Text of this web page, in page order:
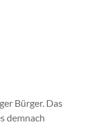
Bürger. Das
demnach